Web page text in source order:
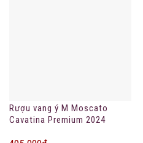
Rượu vang ý M Moscato
Cavatina Premium 2024